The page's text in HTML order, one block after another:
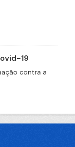
19
contra a